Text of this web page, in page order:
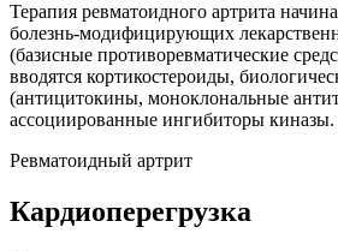
Терапия ревматоидного артрита
болезнь-модифицирующих
(базисные противоревматические
вводятся кортикостероиды,
(антицитокины, моноклональные
ассоциированные ингибиторы киназы.
Ревматоидный артрит
Кардиоперегрузка